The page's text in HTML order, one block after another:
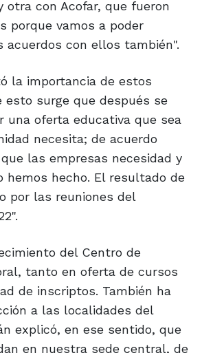
otra con Acofar, que fueron
porque vamos a poder
acuerdos con ellos también".
la importancia de estos
esto surge que después se
una oferta educativa que sea
necesita; de acuerdo
las empresas necesidad y
hemos hecho. El resultado de
por las reuniones del
del Centro de
tanto en oferta de cursos
de inscriptos. También ha
a las localidades del
explicó, en ese sentido, que
en nuestra sede central, de